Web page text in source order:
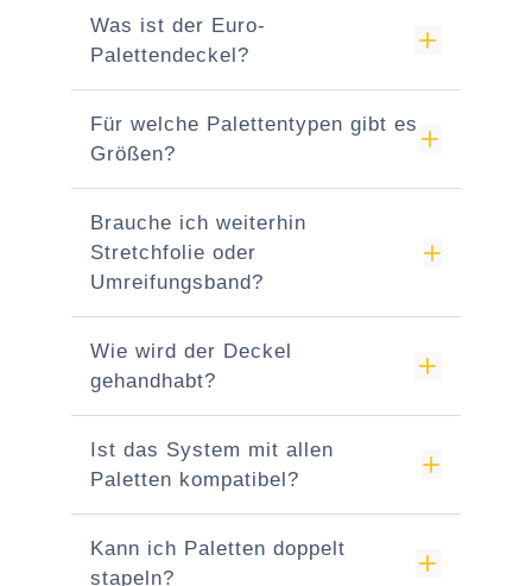
Was ist der Euro-
Palettendeckel?
Für welche Palettentypen gibt es
Größen?
Brauche ich weiterhin
Stretchfolie oder
Umreifungsband?
Wie wird der Deckel
gehandhabt?
Ist das System mit allen
Paletten kompatibel?
Kann ich Paletten doppelt
stapeln?